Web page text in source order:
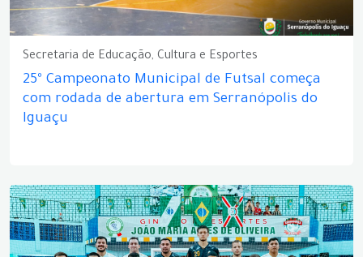
Secretaria de Educação, Cultura e Esportes
25º Campeonato Municipal de Futsal começa
com rodada de abertura em Serranópolis do
Iguaçu